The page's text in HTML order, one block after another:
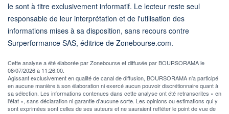
le sont à titre exclusivement informatif. Le lecteur reste seul
responsable de leur interprétation et de l'utilisation des
informations mises à sa disposition, sans recours contre
Surperformance SAS, éditrice de Zonebourse.com.
Cette analyse a été élaborée par Zonebourse et diffusée par BOURSORAMA le
08/07/2026 à 11:26:00.
Agissant exclusivement en qualité de canal de diffusion, BOURSORAMA n'a participé
en aucune manière à son élaboration ni exercé aucun pouvoir discrétionnaire quant à
sa sélection. Les informations contenues dans cette analyse ont été retranscrites « en
l'état », sans déclaration ni garantie d'aucune sorte. Les opinions ou estimations qui y
sont exprimées sont celles de ses auteurs et ne sauraient refléter le point de vue de